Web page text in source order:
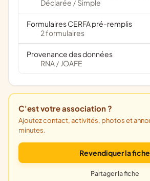
Déclarée / Simple
Formulaires CERFA pré-remplis
2 formulaires
Provenance des données
RNA / JOAFE
C'est votre association ?
Ajoutez contact, activités, photos et annonces. Gratuit, en 5
minutes.
Revendiquer la fiche
Partager la fiche